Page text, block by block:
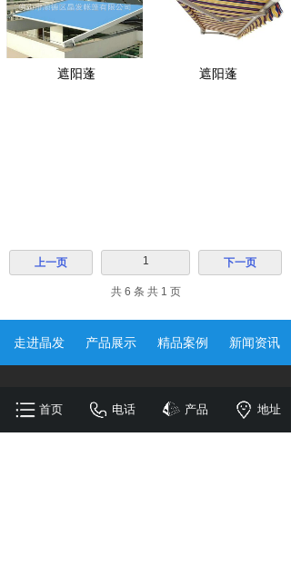
遮阳蓬 遮阳蓬
上一页 1 下一页
共 6 条 共 1 页
130-7746-9887
走进晶发 产品展示 精品案例 新闻资讯
首页 电话 产品 地址